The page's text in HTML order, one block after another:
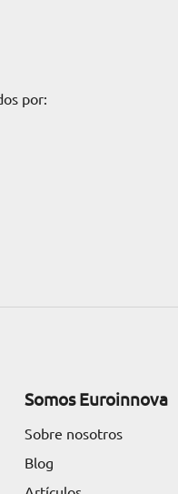
por:
Somos Euroinnova
Sobre nosotros
Blog